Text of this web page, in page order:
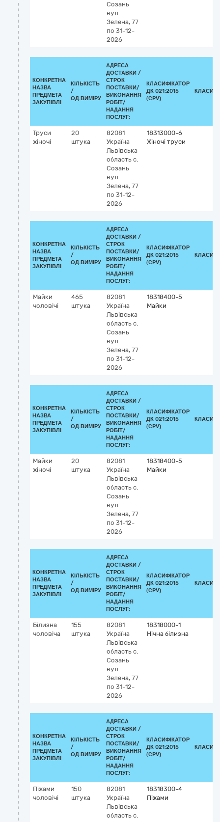
Созань
вул.
Зелена, 77
по 31-12-
2026
КОНКРЕТНА
НАЗВА
ПРЕДМЕТА
ЗАКУПІВЛІ
КІЛЬКІСТЬ
/
ОД.ВИМІРУ
АДРЕСА
ДОСТАВКИ /
СТРОК
ПОСТАВКИ/
ВИКОНАННЯ
РОБІТ/
НАДАННЯ
ПОСЛУГ:
КЛАСИФІКАТОР
ДК 021:2015
(CPV)
Труси
жіночі
20
штука
82081
Україна
Львівська
область с.
Созань
вул.
Зелена, 77
по 31-12-
2026
18313000-6
Жіночі труси
КОНКРЕТНА
НАЗВА
ПРЕДМЕТА
ЗАКУПІВЛІ
КІЛЬКІСТЬ
/
ОД.ВИМІРУ
АДРЕСА
ДОСТАВКИ /
СТРОК
ПОСТАВКИ/
ВИКОНАННЯ
РОБІТ/
НАДАННЯ
ПОСЛУГ:
КЛАСИФІКАТОР
ДК 021:2015
(CPV)
Майки
чоловічі
465
штука
82081
Україна
Львівська
область с.
Созань
вул.
Зелена, 77
по 31-12-
2026
18318400-5
Майки
КОНКРЕТНА
НАЗВА
ПРЕДМЕТА
ЗАКУПІВЛІ
КІЛЬКІСТЬ
/
ОД.ВИМІРУ
АДРЕСА
ДОСТАВКИ /
СТРОК
ПОСТАВКИ/
ВИКОНАННЯ
РОБІТ/
НАДАННЯ
ПОСЛУГ:
КЛАСИФІКАТОР
ДК 021:2015
(CPV)
Майки
жіночі
20
штука
82081
Україна
Львівська
область с.
Созань
вул.
Зелена, 77
по 31-12-
2026
18318400-5
Майки
КОНКРЕТНА
НАЗВА
ПРЕДМЕТА
ЗАКУПІВЛІ
КІЛЬКІСТЬ
/
ОД.ВИМІРУ
АДРЕСА
ДОСТАВКИ /
СТРОК
ПОСТАВКИ/
ВИКОНАННЯ
РОБІТ/
НАДАННЯ
ПОСЛУГ:
КЛАСИФІКАТОР
ДК 021:2015
(CPV)
Білизна
чоловіча
155
штука
82081
Україна
Львівська
область с.
Созань
вул.
Зелена, 77
по 31-12-
2026
18318000-1
Нічна білизна
КОНКРЕТНА
НАЗВА
ПРЕДМЕТА
ЗАКУПІВЛІ
КІЛЬКІСТЬ
/
ОД.ВИМІРУ
АДРЕСА
ДОСТАВКИ /
СТРОК
ПОСТАВКИ/
ВИКОНАННЯ
РОБІТ/
НАДАННЯ
ПОСЛУГ:
КЛАСИФІКАТОР
ДК 021:2015
(CPV)
Піжами
чоловічі
150
штука
82081
Україна
Львівська
область с.
18318300-4
Піжами